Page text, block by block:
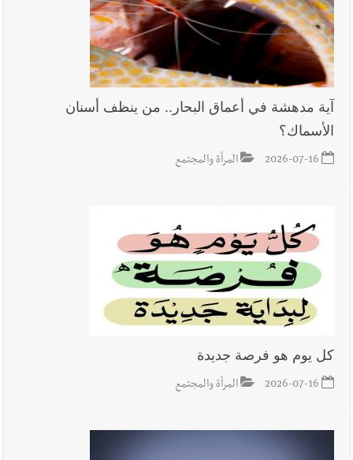
أخبار لبنان
الجيش اللبناني : إصابة أحد العسكريين بجروح طفيفة
نتيجة استهداف إسرائيلي معادٍ لجرافة للجيش في بلدة المنصوري -
صور
أخبار لبنان مسيّرة أسرائيلية القت قنبلة صوتية باتجاه جرافة للجيش
العالم العربي
يبقى الشعب الفلسطيني يعيش كل هذا الألم؟ وإلى متى تستمر هذه
المعاناة التي تمزق القلوب والضمائر؟
أخبار صيدا بلدية صيدا : حجز مركبتي توكتوك وتغريم صاحبهما
بسبب الإزعاج الصوتي
آية مدهشة في أعماق البحار.. من ينظف أسنان
الأسماك؟
2026-07-16 المرأة والمجتمع
كل يوم هو فرصة جديدة
2026-07-16 المرأة والمجتمع